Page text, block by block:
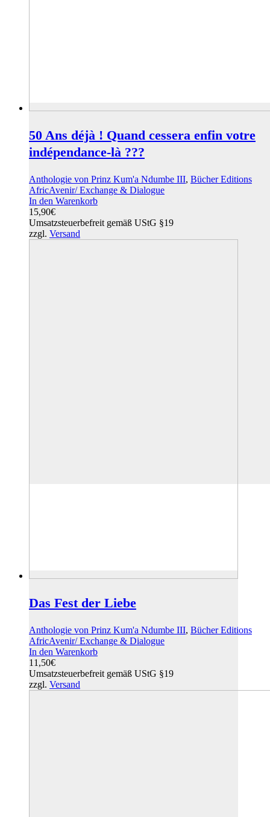
50 Ans déjà ! Quand cessera enfin votre
indépendance-là ???
Anthologie von Prinz Kum'a Ndumbe III, Bücher Editions
AfricAvenir/ Exchange & Dialogue
In den Warenkorb
15,90€
Umsatzsteuerbefreit gemäß UStG §19
zzgl. Versand
Das Fest der Liebe
Anthologie von Prinz Kum'a Ndumbe III, Bücher Editions
AfricAvenir/ Exchange & Dialogue
In den Warenkorb
11,50€
Umsatzsteuerbefreit gemäß UStG §19
zzgl. Versand